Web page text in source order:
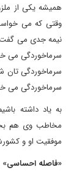
همیشه یکی از
وقتی که می
نیمه جدی می گفت
سرماخوردگی می
سرماخوردگی تان
سرماخوردگی می
به یاد داشته
مخاطب وی هم
موفقیت او و
«فاصله احساسی»